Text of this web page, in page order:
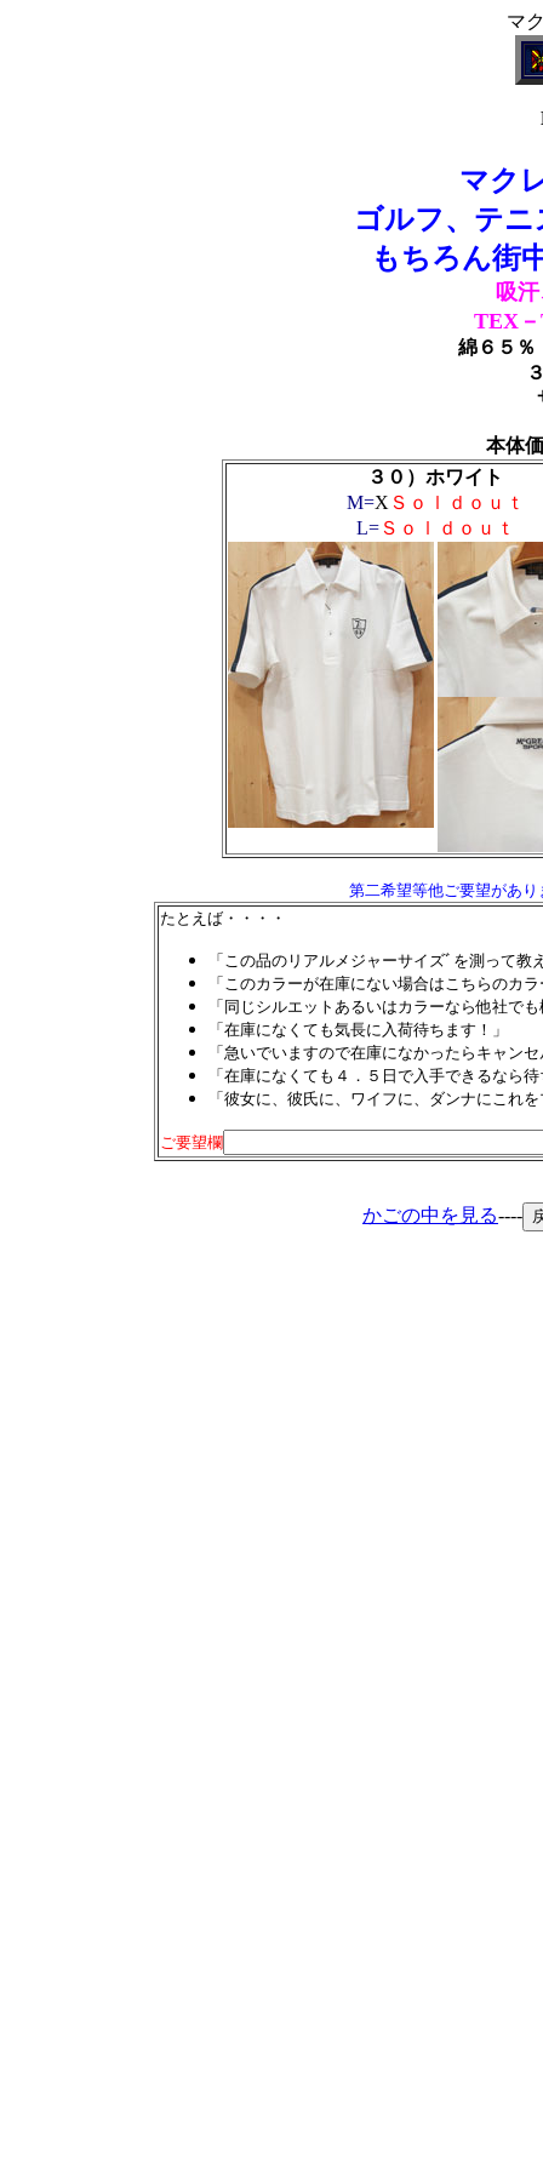
マ
マク
ゴルフ、テニ
もちろん街
吸
TEX
綿６５
本体
３０）ホワイト
M=X Ｓｏｌｄｏｕｔ
L=Ｓｏｌｄｏｕｔ
第二希望等他ご要望があ
たとえば・・・・
「この品のリアルメジャーサイズﾞを測って教
「このカラーが在庫にない場合はこちらのカ
「同じシルエットあるいはカラーなら他社で
「在庫になくても気長に入荷待ちます！」
「急いでいますので在庫になかったらキャン
「在庫になくても４．５日で入手できるなら
「彼女に、彼氏に、ワイフに、ダンナにこれ
ご要望欄
かごの中を見る----